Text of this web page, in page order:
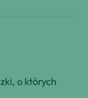
o których